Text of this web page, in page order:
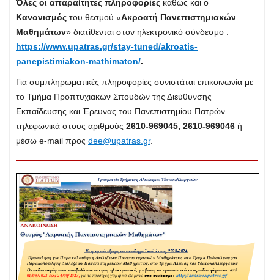
Όλες οι απαραίτητες πληροφορίες καθώς και ο
Κανονισμός του θεσμού «Ακροατή Πανεπιστημιακών
Μαθημάτων» διατίθενται στον ηλεκτρονικό σύνδεσμο :
https://www.upatras.gr/stay-tuned/akroatis-
panepistimiakon-mathimaton/.
Για συμπληρωματικές πληροφορίες συνιστάται επικοινωνία με
το Τμήμα Προπτυχιακών Σπουδών της Διεύθυνσης
Εκπαίδευσης και Έρευνας του Πανεπιστημίου Πατρών
τηλεφωνικά στους αριθμούς 2610-969045, 2610-969046 ή
μέσω e-mail προς dee@upatras.gr.